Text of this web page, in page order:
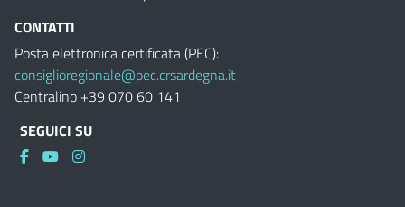
CONTATTI
Posta elettronica certificata (PEC):
consiglioregionale@pec.crsardegna.it
Centralino +39 070 60 141
SEGUICI SU